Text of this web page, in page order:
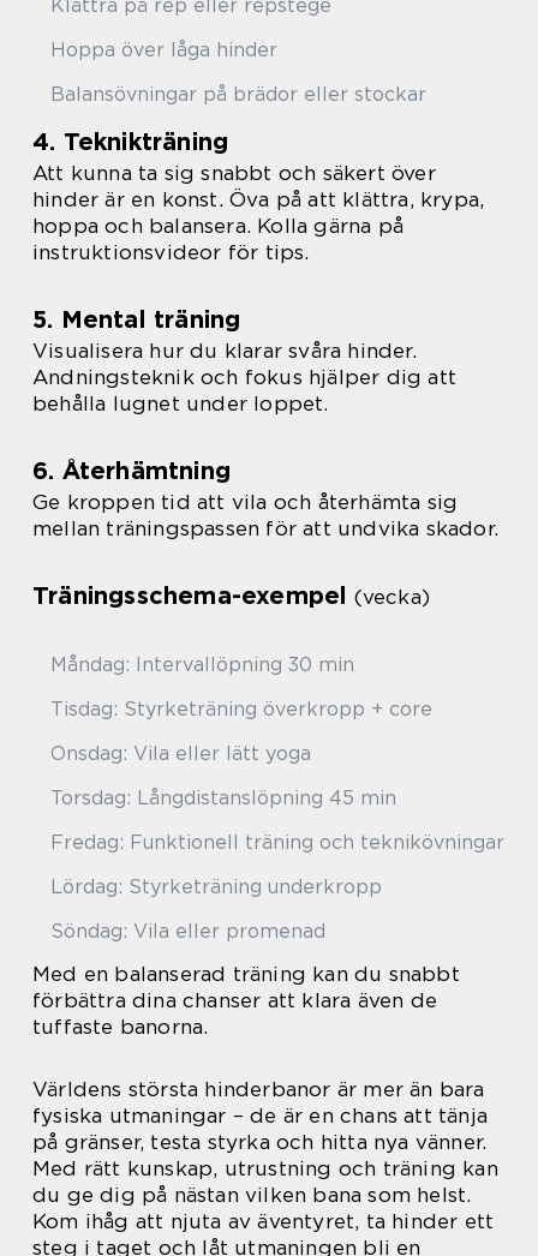
Klättra på rep eller repstege
Hoppa över låga hinder
Balansövningar på brädor eller stockar
4. Teknikträning
Att kunna ta sig snabbt och säkert över
hinder är en konst. Öva på att klättra, krypa,
hoppa och balansera. Kolla gärna på
instruktionsvideor för tips.
5. Mental träning
Visualisera hur du klarar svåra hinder.
Andningsteknik och fokus hjälper dig att
behålla lugnet under loppet.
6. Återhämtning
Ge kroppen tid att vila och återhämta sig
mellan träningspassen för att undvika skador.
Träningsschema-exempel (vecka)
Måndag: Intervallöpning 30 min
Tisdag: Styrketräning överkropp + core
Onsdag: Vila eller lätt yoga
Torsdag: Långdistanslöpning 45 min
Fredag: Funktionell träning och teknikövningar
Lördag: Styrketräning underkropp
Söndag: Vila eller promenad
Med en balanserad träning kan du snabbt
förbättra dina chanser att klara även de
tuffaste banorna.
Världens största hinderbanor är mer än bara
fysiska utmaningar – de är en chans att tänja
på gränser, testa styrka och hitta nya vänner.
Med rätt kunskap, utrustning och träning kan
du ge dig på nästan vilken bana som helst.
Kom ihåg att njuta av äventyret, ta hinder ett
steg i taget och låt utmaningen bli en